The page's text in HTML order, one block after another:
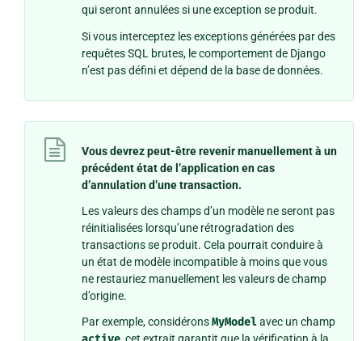
qui seront annulées si une exception se produit.
Si vous interceptez les exceptions générées par des
requêtes SQL brutes, le comportement de Django
n’est pas défini et dépend de la base de données.
Vous devrez peut-être revenir manuellement à un
précédent état de l’application en cas
d’annulation d’une transaction.
Les valeurs des champs d’un modèle ne seront pas
réinitialisées lorsqu’une rétrogradation des
transactions se produit. Cela pourrait conduire à
un état de modèle incompatible à moins que vous
ne restauriez manuellement les valeurs de champ
d’origine.
Par exemple, considéronsMyModelavec un champ